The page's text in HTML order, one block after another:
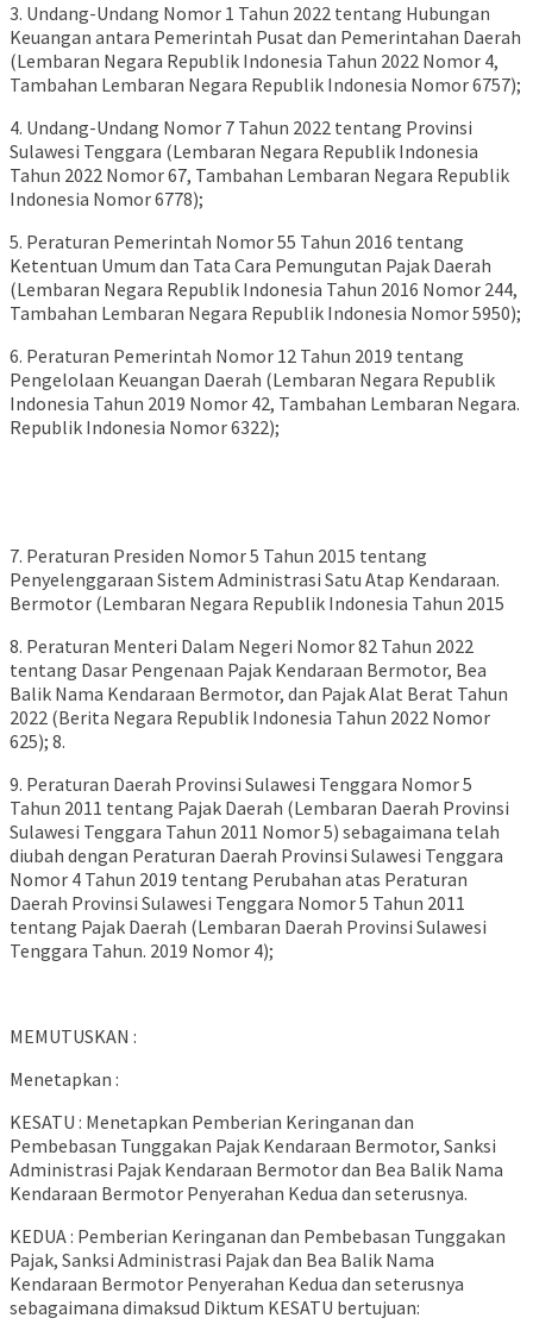
3. Undang-Undang Nomor 1 Tahun 2022 tentang Hubungan
Keuangan antara Pemerintah Pusat dan Pemerintahan Daerah
(Lembaran Negara Republik Indonesia Tahun 2022 Nomor 4,
Tambahan Lembaran Negara Republik Indonesia Nomor 6757);
4. Undang-Undang Nomor 7 Tahun 2022 tentang Provinsi
Sulawesi Tenggara (Lembaran Negara Republik Indonesia
Tahun 2022 Nomor 67, Tambahan Lembaran Negara Republik
Indonesia Nomor 6778);
5. Peraturan Pemerintah Nomor 55 Tahun 2016 tentang
Ketentuan Umum dan Tata Cara Pemungutan Pajak Daerah
(Lembaran Negara Republik Indonesia Tahun 2016 Nomor 244,
Tambahan Lembaran Negara Republik Indonesia Nomor 5950);
6. Peraturan Pemerintah Nomor 12 Tahun 2019 tentang
Pengelolaan Keuangan Daerah (Lembaran Negara Republik
Indonesia Tahun 2019 Nomor 42, Tambahan Lembaran Negara.
Republik Indonesia Nomor 6322);
7. Peraturan Presiden Nomor 5 Tahun 2015 tentang
Penyelenggaraan Sistem Administrasi Satu Atap Kendaraan.
Bermotor (Lembaran Negara Republik Indonesia Tahun 2015
8. Peraturan Menteri Dalam Negeri Nomor 82 Tahun 2022
tentang Dasar Pengenaan Pajak Kendaraan Bermotor, Bea
Balik Nama Kendaraan Bermotor, dan Pajak Alat Berat Tahun
2022 (Berita Negara Republik Indonesia Tahun 2022 Nomor
625); 8.
9. Peraturan Daerah Provinsi Sulawesi Tenggara Nomor 5
Tahun 2011 tentang Pajak Daerah (Lembaran Daerah Provinsi
Sulawesi Tenggara Tahun 2011 Nomor 5) sebagaimana telah
diubah dengan Peraturan Daerah Provinsi Sulawesi Tenggara
Nomor 4 Tahun 2019 tentang Perubahan atas Peraturan
Daerah Provinsi Sulawesi Tenggara Nomor 5 Tahun 2011
tentang Pajak Daerah (Lembaran Daerah Provinsi Sulawesi
Tenggara Tahun. 2019 Nomor 4);
MEMUTUSKAN :
Menetapkan :
KESATU : Menetapkan Pemberian Keringanan dan
Pembebasan Tunggakan Pajak Kendaraan Bermotor, Sanksi
Administrasi Pajak Kendaraan Bermotor dan Bea Balik Nama
Kendaraan Bermotor Penyerahan Kedua dan seterusnya.
KEDUA : Pemberian Keringanan dan Pembebasan Tunggakan
Pajak, Sanksi Administrasi Pajak dan Bea Balik Nama
Kendaraan Bermotor Penyerahan Kedua dan seterusnya
sebagaimana dimaksud Diktum KESATU bertujuan: